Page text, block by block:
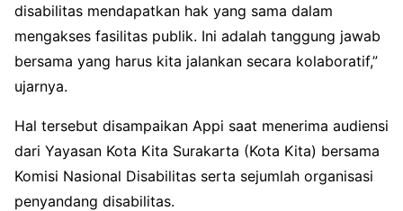
disabilitas mendapatkan hak yang sama dalam
mengakses fasilitas publik. Ini adalah tanggung jawab
bersama yang harus kita jalankan secara kolaboratif,”
ujarnya.
Hal tersebut disampaikan Appi saat menerima audiensi
dari Yayasan Kota Kita Surakarta (Kota Kita) bersama
Komisi Nasional Disabilitas serta sejumlah organisasi
penyandang disabilitas.